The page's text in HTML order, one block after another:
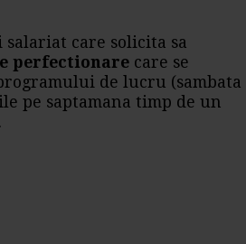
care solicita sa
perfectionare care se
de lucru (sambata
pe saptamana timp de un